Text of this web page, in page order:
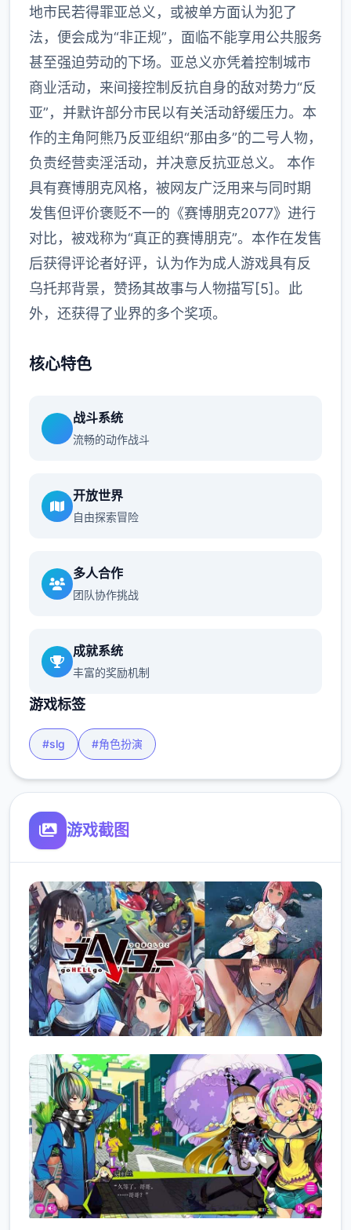
地市民若得罪亚总义，或被单方面认为犯了
法，便会成为“非正规”，面临不能享用公共服务
甚至强迫劳动的下场。亚总义亦凭着控制城市
商业活动，来间接控制反抗自身的敌对势力“反
亚”，并默许部分市民以有关活动舒缓压力。本
作的主角阿熊乃反亚组织“那由多”的二号人物，
负责经营卖淫活动，并决意反抗亚总义。 本作
具有赛博朋克风格，被网友广泛用来与同时期
发售但评价褒贬不一的《赛博朋克2077》进行
对比，被戏称为“真正的赛博朋克”。本作在发售
后获得评论者好评，认为作为成人游戏具有反
乌托邦背景，赞扬其故事与人物描写[5]。此
外，还获得了业界的多个奖项。
核心特色
战斗系统
流畅的动作战斗
开放世界
自由探索冒险
多人合作
团队协作挑战
成就系统
丰富的奖励机制
游戏标签
#slg #角色扮演
游戏截图